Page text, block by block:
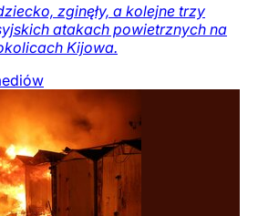
zginęły, a kolejne trzy
atakach powietrznych na
Kijowa.